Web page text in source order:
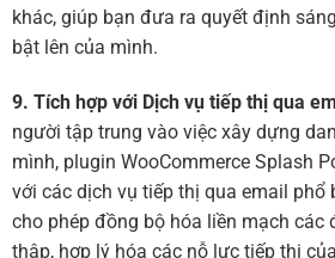
khác, giúp bạn đưa ra quyết định
bật lên của mình.
9. Tích hợp với Dịch vụ tiếp thị qua
người tập trung vào việc xây dựng
mình, plugin WooCommerce Splash
với các dịch vụ tiếp thị qua email phổ
cho phép đồng bộ hóa liền mạch các
thập, hợp lý hóa các nỗ lực tiếp thị